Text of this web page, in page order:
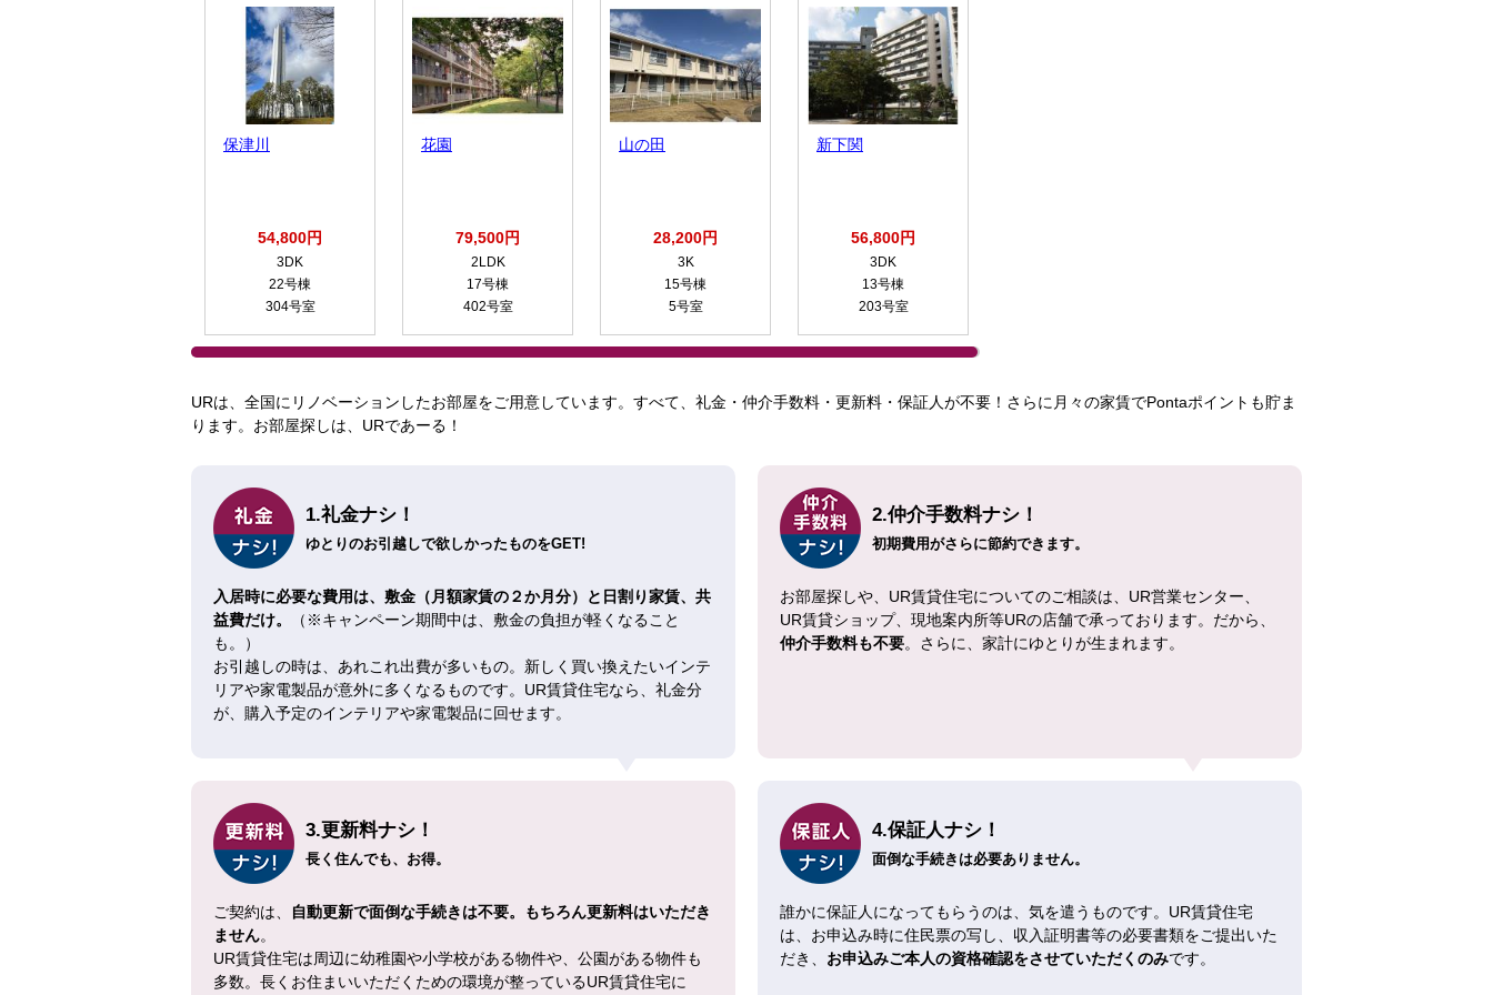
保津川
54,800円
3DK
22号棟
304号室
花園
79,500円
2LDK
17号棟
402号室
山の田
28,200円
3K
15号棟
5号室
新下関
56,800円
3DK
13号棟
203号室
URは、全国にリノベーションしたお部屋をご用意しています。すべて、礼金・仲介手数料・更新料・保証人が不要！さらに月々の家賃でPontaポイントも貯ま
ります。お部屋探しは、URであーる！
1.礼金ナシ！
ゆとりのお引越しで欲しかったものをGET!
入居時に必要な費用は、敷金（月額家賃の２か月分）と日割り家賃、共
益費だけ。
（※キャンペーン期間中は、敷金の負担が軽くなること
も。）
お引越しの時は、あれこれ出費が多いもの。新しく買い換えたいインテ
リアや家電製品が意外に多くなるものです。UR賃貸住宅なら、礼金分
が、購入予定のインテリアや家電製品に回せます。
2.仲介手数料ナシ！
初期費用がさらに節約できます。
お部屋探しや、UR賃貸住宅についてのご相談は、UR営業センター、
UR賃貸ショップ、現地案内所等URの店舗で承っております。だから、
仲介手数料も不要。さらに、家計にゆとりが生まれます。
3.更新料ナシ！
長く住んでも、お得。
ご契約は、
自動更新で面倒な手続きは不要。もちろん更新料はいただき
ません。
UR賃貸住宅は周辺に幼稚園や小学校がある物件や、公園がある物件も
多数。長くお住まいいただくための環境が整っているUR賃貸住宅に
4.保証人ナシ！
面倒な手続きは必要ありません。
誰かに保証人になってもらうのは、気を遣うものです。UR賃貸住宅
は、お申込み時に住民票の写し、収入証明書等の必要書類をご提出いた
だき、 お申込みご本人の資格確認をさせていただくのみです。